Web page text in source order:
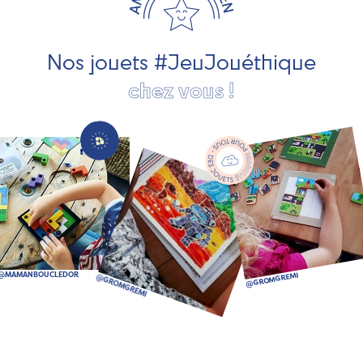
société, des jouets d'imitation, des jeux de plein air, ... et
Nos jouets #JeuJouéthique
chez vous !